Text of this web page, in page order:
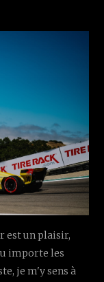
est un plaisir,
importe les
je m'y sens à